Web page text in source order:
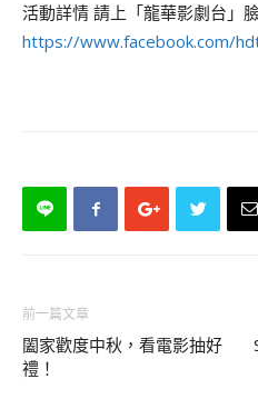
活動詳情 請上「龍華影劇台」
https://www.facebook.com/
前一篇文章
闔家歡度中秋，看電影抽好
禮！